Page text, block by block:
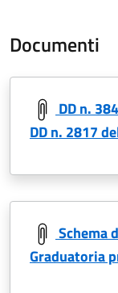
Documenti
DD n.
DD n. 2817
Schema
Graduatoria